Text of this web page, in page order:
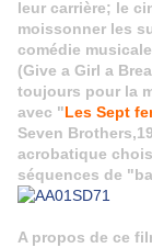
leur carrière; le
moissonner les
comédie
(Give a Girl a
toujours pour la
avec "Les Sept
Seven
acrobatique
séquences de
A propos de ce